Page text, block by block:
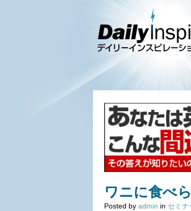
ワニに食べ
Posted by admin in セミナ